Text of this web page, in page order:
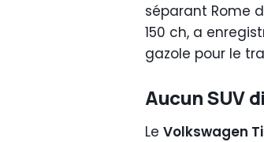
séparant Rome
150 ch, a
gazole pour le
Aucun SUV
Le Volkswagen